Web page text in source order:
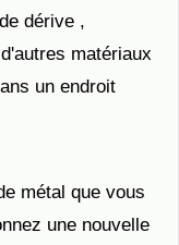
dérive ,
matériaux
un endroit
métal que vous
une nouvelle